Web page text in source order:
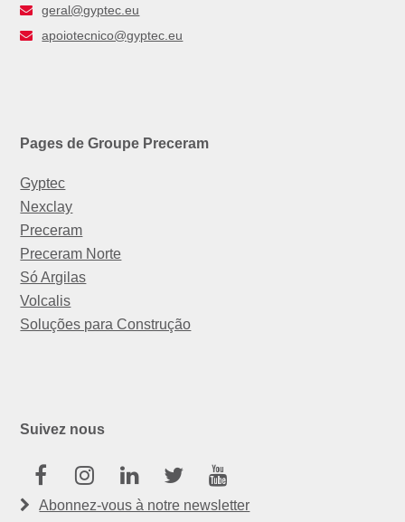
geral@gyptec.eu
apoiotecnico@gyptec.eu
Pages de Groupe Preceram
Gyptec
Nexclay
Preceram
Preceram Norte
Só Argilas
Volcalis
Soluções para Construção
Suivez nous
FacebookInstagram
LinkedinTwitter
Abonnez-vous à notre newsletter